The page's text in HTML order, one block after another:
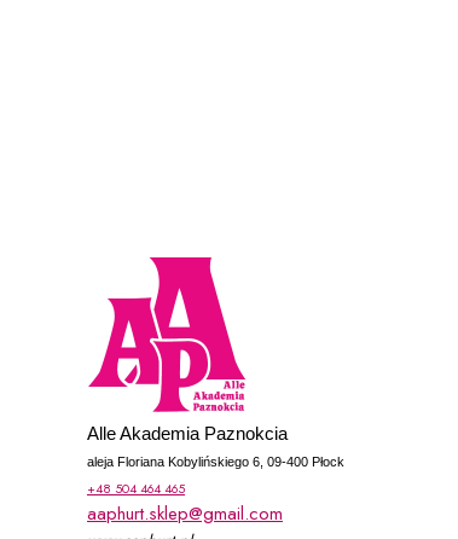
Alle Akademia Paznokcia
aleja Floriana Kobylińskiego 6, 09-400 Płock
+48 504 464 465
aaphurt.sklep@gmail.com